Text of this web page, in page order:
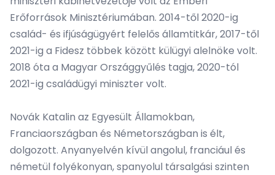
Erőforrások Minisztériumában. 2014-től 2020-ig
család- és ifjúságügyért felelős államtitkár, 2017-től
2021-ig a Fidesz többek között külügyi alelnöke volt.
2018 óta a Magyar Országgyűlés tagja, 2020-tól
2021-ig családügyi miniszter volt.
Novák Katalin az Egyesült Államokban,
Franciaországban és Németországban is élt,
dolgozott. Anyanyelvén kívül angolul, franciául és
németül folyékonyan, spanyolul társalgási szinten